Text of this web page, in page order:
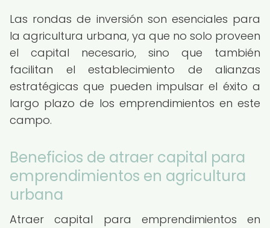
Las rondas de inversión son esenciales para
la agricultura urbana, ya que no solo proveen
el capital necesario, sino que también
facilitan el establecimiento de alianzas
estratégicas que pueden impulsar el éxito a
largo plazo de los emprendimientos en este
campo.
Beneficios de atraer capital para
emprendimientos en agricultura
urbana
Atraer capital para emprendimientos en